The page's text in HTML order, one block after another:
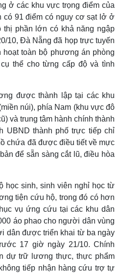
Ô tô - Xe máy
Ô tô
ở các khu vực trọng điểm của
có 91 điểm có nguy cơ sạt lở ở
thị phần lớn có khả năng ngập
10, Đà Nẵng đã họp trực tuyến
toàn bộ phương án phòng
thể cho từng cấp độ và tình
được thành lập tại các khu
núi), phía Nam (khu vực đô
và trung tâm hành chính thành
UBND thành phố trực tiếp chỉ
chứa đã được điều tiết về mực
để sẵn sàng cắt lũ, điều hòa
học sinh, sinh viên nghỉ học từ
tiện cứu hộ, trong đó có hơn
vụ ứng cứu tại các khu dân
áo phao cho người dân vùng
dân được triển khai từ ba ngày
17 giờ ngày 21/10. Chính
dự trữ lương thực, thực phẩm
tiếp nhận hàng cứu trợ tự